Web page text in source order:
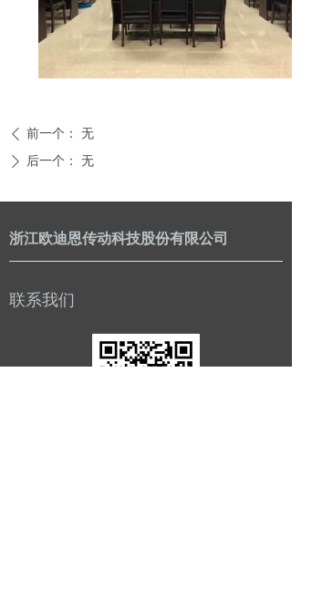
ꄴ 前一个： 无
ꄲ 后一个： 无
联系我们
浙江欧迪恩传动科技股份有限公司